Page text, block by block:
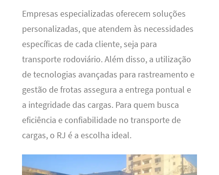
Empresas especializadas oferecem soluções
personalizadas, que atendem às necessidades
específicas de cada cliente, seja para
transporte rodoviário. Além disso, a utilização
de tecnologias avançadas para rastreamento e
gestão de frotas assegura a entrega pontual e
a integridade das cargas. Para quem busca
eficiência e confiabilidade no transporte de
cargas, o RJ é a escolha ideal.